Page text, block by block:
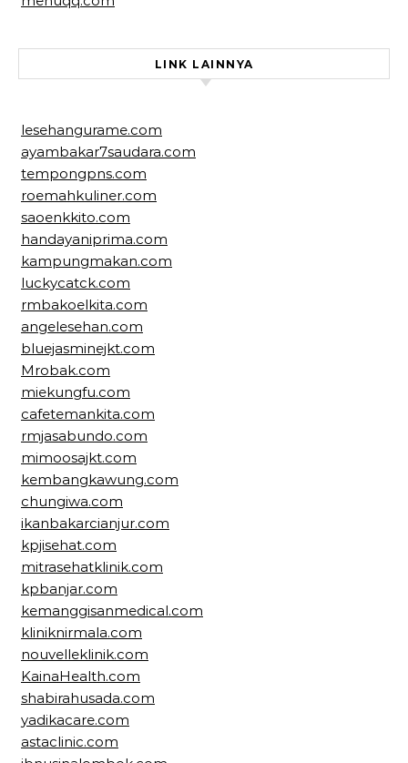
LINK LAINNYA
lesehangurame.com
ayambakar7saudara.com
tempongpns.com
roemahkuliner.com
saoenkkito.com
handayaniprima.com
kampungmakan.com
luckycatck.com
rmbakoelkita.com
angelesehan.com
bluejasminejkt.com
Mrobak.com
miekungfu.com
cafetemankita.com
rmjasabundo.com
mimoosajkt.com
kembangkawung.com
chungiwa.com
ikanbakarcianjur.com
kpjisehat.com
mitrasehatklinik.com
kpbanjar.com
kemanggisanmedical.com
kliniknirmala.com
nouvelleklinik.com
KainaHealth.com
shabirahusada.com
yadikacare.com
astaclinic.com